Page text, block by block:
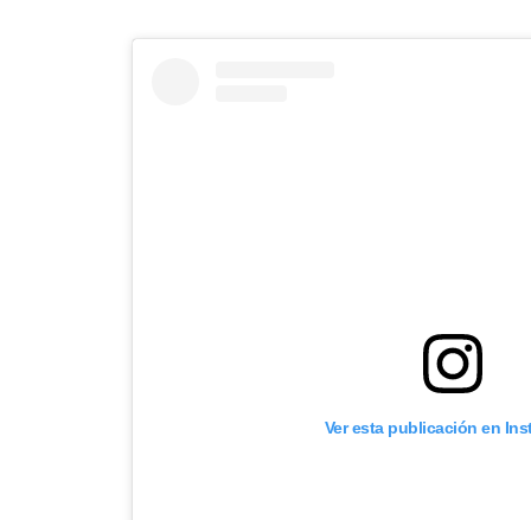
Ver esta publicación en